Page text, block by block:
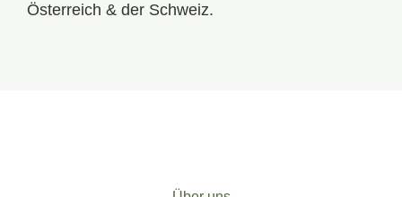
Österreich & der Schweiz.